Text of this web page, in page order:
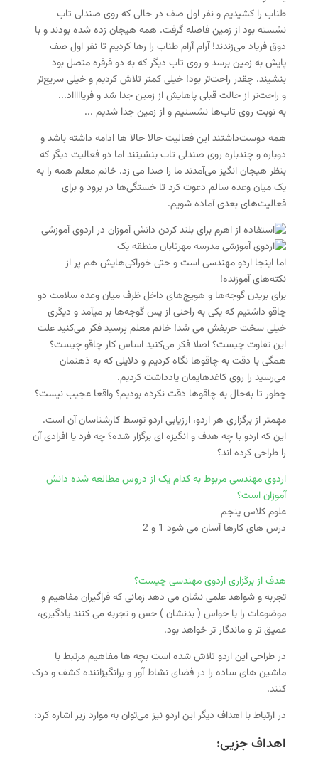
طناب را کشیدیم و نفر اول صف در حالی که روی صندلی تاب
نشسته بود از زمین فاصله گرفت. همه هیجان زده شده بودند و با
ذوق فریاد می‌زندند! آرام آرام طناب را رها کردیم تا نفر اول صف
پایش به زمین برسد و روی تاب دیگر که به دو قرقره متصل بود
بنشیند. چقدر راحت‌تر بود! خیلی کمتر تلاش کردیم و خیلی سریع‌تر
و راحت‌تر از حالت قبلی پاهایش از زمین جدا شد و فریاااااد...
به نوبت روی تاب‌ها نشستیم و از زمین جدا شدیم ...
همه دوست‌داشتند این فعالیت حالا حالا ها ادامه داشته باشد و
دوباره و چندباره روی صندلی تاب بنشینند اما دو فعالیت دیگر که
بنظر هیجان انگیز می‌آمدند ما را صدا می زد. خانم معلم همه را به
یک میان وعده سالم دعوت کرد تا خستگی‌ها در برود و برای
فعالیت‌های بعدی آماده شویم.
اما اینجا اردو مهندسی‌ است و حتی خوراکی‌هایش هم پر از
نکته‌های آموزنده!
برای بریدن گوجه‌ها و هویج‌های داخل ظرف میان وعده سلامت دو
چاقو داشتیم که یکی به راحتی از پس گوجه‌ها بر میآمد و دیگری
خیلی سخت حریفش می شد! خانم معلم پرسید فکر می‌کنید علت
این تفاوت چیست؟ اصلا فکر می‌کنید اساس کار چاقو چیست؟
همگی با دقت به چاقو‌ها نگاه کردیم و دلایلی که به ذهنمان
می‌رسید را روی کاغذ‌هایمان یادداشت کردیم.
چطور تا به‌حال به چاقو‌ها دقت نکرده بودیم؟ واقعا عجیب نیست؟
مهمتر از برگزاری هر اردو، ارزیابی اردو توسط کارشناسان آن است.
این که اردو با چه هدف و انگیزه ای برگزار شده؟ چه فرد یا افرادی آن
را طراحی کرده اند؟
اردوی مهندسی مربوط به کدام یک از دروس مطالعه شده دانش
آموزان است؟
علوم کلاس پنجم
درس های کارها آسان می شود 1 و 2
هدف از برگزاری اردوی مهندسی چیست؟
تجربه و شواهد علمی نشان می دهد زمانی که فراگیران مفاهیم و
موضوعات را با حواس ( بدنشان ) حس و تجربه می کنند یادگیری،
عمیق تر و ماندگار تر خواهد بود.
در طراحی این اردو تلاش شده است بچه ها مفاهیم مرتبط با
ماشین های ساده را در فضای نشاط آور و برانگیزاننده کشف و درک
کنند.
در ارتباط با اهداف دیگر این اردو نیز می‌توان به موارد زیر اشاره کرد:
اهداف جزیی: